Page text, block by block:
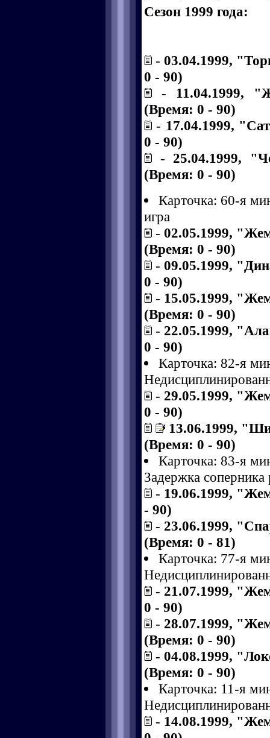
Сезон 1999 года:
-03.04.1999,
0 - 90)
- 11.04.1999,
(Время: 0 - 90)
- 17.04.1999,
0 - 90)
- 25.04.1999,
(Время: 0 - 90)
Карточка: 60-я
игра
- 02.05.1999,
(Время: 0 - 90)
- 09.05.1999,
0 - 90)
- 15.05.1999,
(Время: 0 - 90)
- 22.05.1999,
0 - 90)
Карточка: 82-я
- 29.05.1999,
0 - 90)
13.06.1999,
(Время: 0 - 90)
Карточка: 83-я
Задержка
- 19.06.1999,
- 90)
- 23.06.1999,
(Время: 0 - 81)
Карточка: 77-я
- 21.07.1999,
0 - 90)
- 28.07.1999,
(Время: 0 - 90)
- 04.08.1999,
(Время: 0 - 90)
Карточка: 11-я
- 14.08.1999,